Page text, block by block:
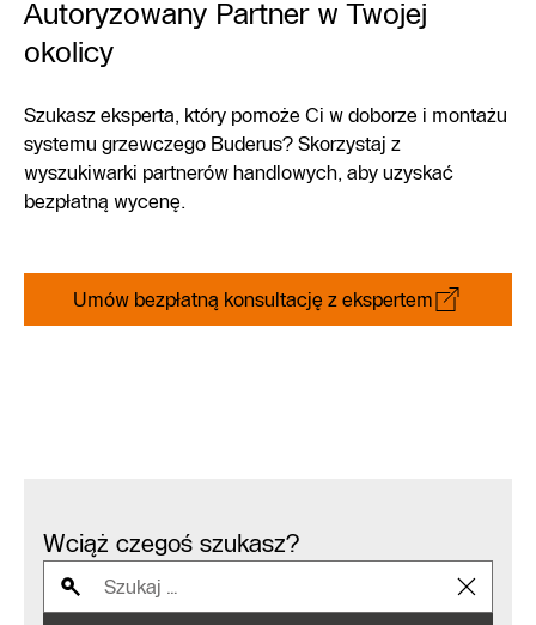
Autoryzowany Partner w Twojej
okolicy
Szukasz eksperta, który pomoże Ci w doborze i montażu
systemu grzewczego Buderus? Skorzystaj z
wyszukiwarki partnerów handlowych, aby uzyskać
bezpłatną wycenę.
Umów bezpłatną konsultację z ekspertem
Wciąż czegoś szukasz?